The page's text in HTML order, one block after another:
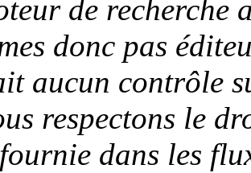
de recherche
donc pas
aucun contrôle
respectons le
dans les